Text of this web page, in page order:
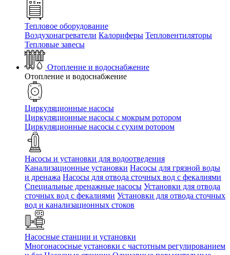
Тепловое оборудование
Воздухонагреватели Калориферы Тепловентиляторы
Тепловые завесы
Отопление и водоснабжение
Отопление и водоснабжение
Циркуляционные насосы
Циркуляционные насосы с мокрым ротором
Циркуляционные насосы с сухим ротором
Насосы и установки для водоотведения
Канализационные установки Насосы для грязной воды
и дренажа Насосы для отвода сточных вод c фекалиями
Специальные дренажные насосы Установки для отвода
сточных вод c фекалиями Установки для отвода сточных
вод и канализационных стоков
Насосные станции и установки
Многонасосные установки с частотным регулированием